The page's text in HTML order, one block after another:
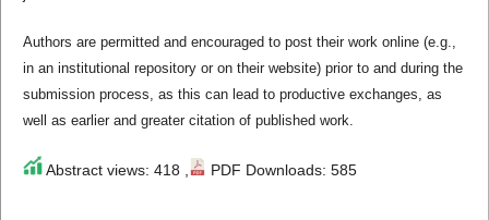
Authors are permitted and encouraged to post their work online (e.g.,
in an institutional repository or on their website) prior to and during the
submission process, as this can lead to productive exchanges, as
well as earlier and greater citation of published work.
Abstract views: 418 , PDF Downloads: 585